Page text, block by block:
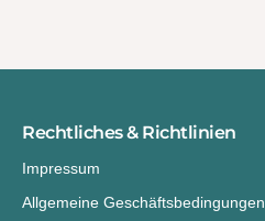
Rechtliches & Richtlinien
Impressum
Allgemeine Geschäftsbedingungen